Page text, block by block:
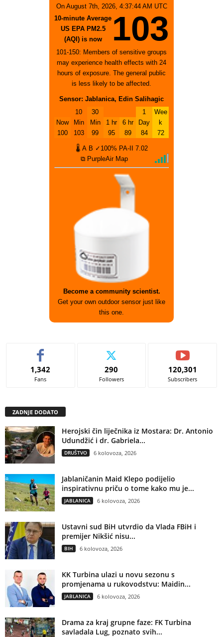
On August 7th, 2026, 4:37:44 AM UTC
10-minute Average
US EPA PM2.5
(AQI) is now
103
101-150: Members of sensitive groups
may experience health effects with 24
hours of exposure. The general public
is less likely to be affected.
Sensor: Jablanica, Edin Salihagic
Now
100
10
Min
103
30
Min
99
1 hr
95
6 hr
89
1
Day
84
Wee
k
72
🌡 A B ✓100% PA-II 7.02
⧉ PurpleAir Map
Become a community scientist.
Get your own outdoor sensor just like
this one.
1,342
Fans
290
Followers
120,301
Subscribers
ZADNJE DODATO
Herojski čin liječnika iz Mostara: Dr. Antonio
Udundžić i dr. Gabriela...
DRUŠTVO 6 kolovoza, 2026
Jablaničanin Maid Klepo podijelio
inspirativnu priču o tome kako mu je...
JABLANICA 6 kolovoza, 2026
Ustavni sud BiH utvrdio da Vlada FBiH i
premijer Nikšić nisu...
BIH 6 kolovoza, 2026
KK Turbina ulazi u novu sezonu s
promjenama u rukovodstvu: Maidin...
JABLANICA 6 kolovoza, 2026
Drama za kraj grupne faze: FK Turbina
savladala Lug, poznato svih...